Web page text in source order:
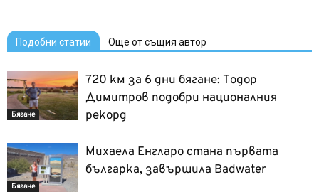
Подобни статии Още от същия автор
Бягане
720 км за 6 дни бягане: Тодор
Димитров подобри националния
рекорд
Бягане
Михаела Енгларо стана първата
българка, завършила Badwater